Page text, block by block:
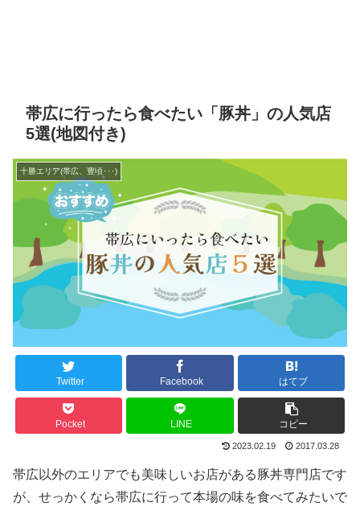
帯広に行ったら食べたい「豚丼」の人気店
5選(地図付き)
十勝エリア(帯広、豊頃･･･)
Twitter Facebook はてブ
Pocket LINE コピー
2023.02.19 2017.03.28
帯広以外のエリアでも美味しいお店がある豚丼専門店です
が、せっかくなら帯広に行って本場の味を食べてみたいで